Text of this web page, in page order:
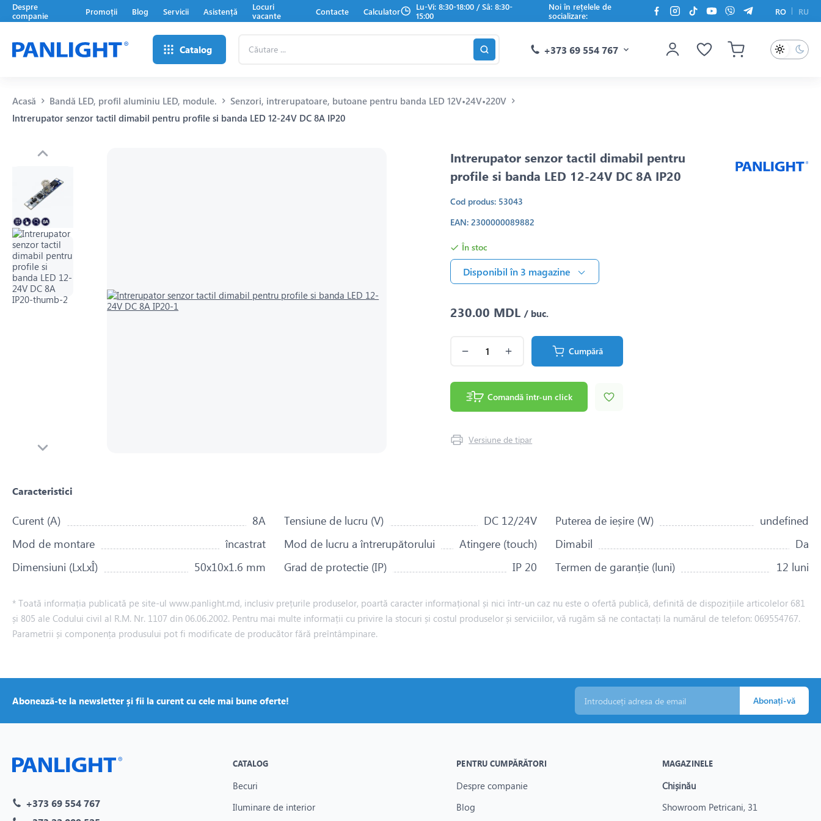
Despre
companie
Promoții Blog Servicii Asistență
Locuri
vacante
Contacte Calculator
Lu-Vi: 8:30-18:00 / Sâ: 8:30-
15:00
Noi în rețelele de
socializare:
RO RU
Catalog +373 69 554 767
Acasă Bandă LED, profil aluminiu LED, module.
Senzori, intrerupatoare, butoane pentru banda LED 12V•24V•220V
Intrerupator senzor tactil dimabil pentru profile si banda LED 12-24V DC 8A IP20
Intrerupator senzor tactil dimabil pentru
profile si banda LED 12-24V DC 8A IP20
Cod produs: 53043
EAN: 2300000089882
În stoc
Disponibil în 3 magazine
230.00 MDL/ buc.
Cumpără
Comandă într-un click
Versiune de tipar
Caracteristici
Curent (A) 8A Tensiune de lucru (V) DC 12/24V Puterea de ieșire (W)
undefined
Mod de montare
încastrat Mod de lucru a întrerupătorului Atingere (touch) Dimabil
Da
Dimensiuni (LxLxÎ)
50х10х1.6 mm Grad de protectie (IP) IP 20 Termen de garanție (luni) 12 luni
* Toată informația publicată pe site-ul www.panlight.md, inclusiv prețurile produselor, poartă caracter informațional și nici într-un caz nu este o ofertă publică, definită de dispozițiile articolelor 681
și 805 ale Codului civil al R.M. Nr. 1107 din 06.06.2002. Pentru mai multe informații cu privire la stocuri și costul produselor și serviciilor, vă rugăm să ne contactați la numărul de telefon: 069554767.
Parametrii și componența produsului pot fi modificate de producător fără preîntâmpinare.
Abonează-te la newsletter și fii la curent cu cele mai bune oferte! Abonați-vă
+373 69 554 767
CATALOG
Becuri
Iluminare de interior
PENTRU CUMPĂRĂTORI
Despre companie
Blog
MAGAZINELE
Chișinău
Showroom Petricani, 31